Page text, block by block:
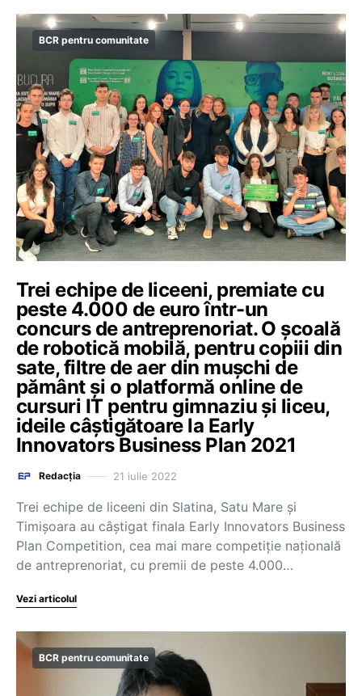
BCR pentru comunitate
Trei echipe de liceeni, premiate cu
peste 4.000 de euro într-un
concurs de antreprenoriat. O școală
de robotică mobilă, pentru copiii din
sate, filtre de aer din mușchi de
pământ și o platformă online de
cursuri IT pentru gimnaziu și liceu,
ideile câștigătoare la Early
Innovators Business Plan 2021
Redacția 21 iulie 2022
Trei echipe de liceeni din Slatina, Satu Mare și
Timișoara au câștigat finala Early Innovators Business
Plan Competition, cea mai mare competiție națională
de antreprenoriat, cu premii de peste 4.000…
Vezi articolul
BCR pentru comunitate